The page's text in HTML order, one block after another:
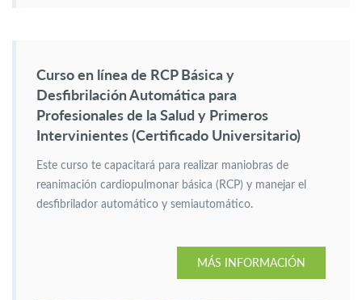
Curso en línea de RCP Básica y
Desfibrilación Automática para
Profesionales de la Salud y Primeros
Intervinientes (Certificado Universitario)
Este curso te capacitará para realizar maniobras de
reanimación cardiopulmonar básica (RCP) y manejar el
desfibrilador automático y semiautomático.
MÁS INFORMACIÓN